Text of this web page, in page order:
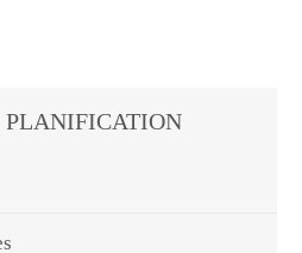
PLANIFICATION